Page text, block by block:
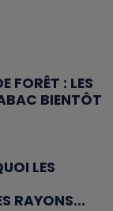
FORÊT : LES
BIENTÔT
LES
RAYONS...